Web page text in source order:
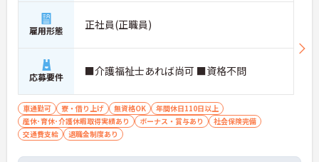
雇用形態 正社員(正職員)
応募要件 ■介護福祉士あれば尚可 ■資格不問
車通勤可 寮・借り上げ 無資格OK
年間休日110日以上
産休･育休･介護休暇取得実績あり
ボーナス・賞与あり
社会保険完備
交通費支給
退職金制度あり